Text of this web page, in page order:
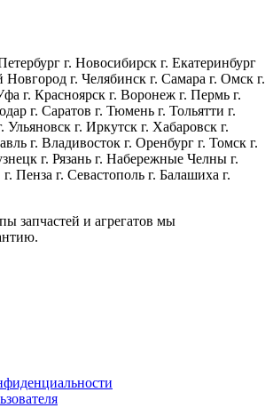
г. Новосибирск г. Екатеринбург
г. Челябинск г. Самара г. Омск г.
г. Красноярск г. Воронеж г. Пермь г.
г. Саратов г. Тюмень г. Тольятти г.
Ульяновск г. Иркутск г. Хабаровск г.
г. Владивосток г. Оренбург г. Томск г.
г. Рязань г. Набережные Челны г.
Пенза г. Севастополь г. Балашиха г.
запчастей и агрегатов мы